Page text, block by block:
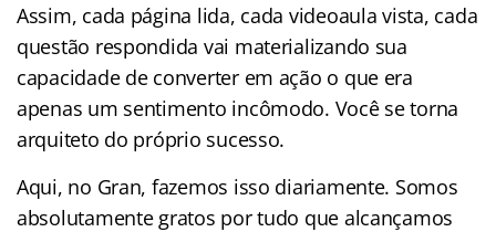
Assim, cada página lida, cada videoaula vista, cada
questão respondida vai materializando sua
capacidade de converter em ação o que era
apenas um sentimento incômodo. Você se torna
arquiteto do próprio sucesso.
Aqui, no Gran, fazemos isso diariamente. Somos
absolutamente gratos por tudo que alcançamos